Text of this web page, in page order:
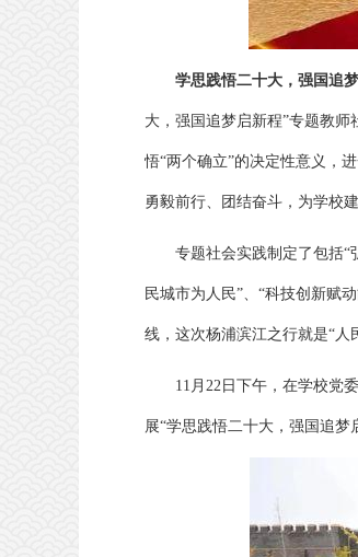
学思践悟二十大，强国追梦
大，强国追梦启新程”专题教
悟“两个确立”的决定性意义，
勇毅前行、团结奋斗，为学校
专题社会实践制定了包括“
民城市为人民”、“科技创新赋
线，这次杨浦滨江之行就是“人
11月22日下午，在学校党
展“学思践悟二十大，强国追梦